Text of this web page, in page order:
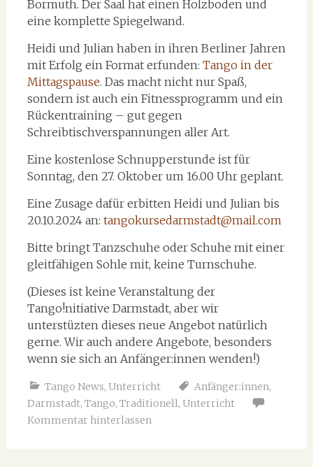
Bormuth. Der Saal hat einen Holzboden und
eine komplette Spiegelwand.
Heidi und Julian haben in ihren Berliner Jahren
mit Erfolg ein Format erfunden: Tango in der
Mittagspause. Das macht nicht nur Spaß,
sondern ist auch ein Fitnessprogramm und ein
Rückentraining – gut gegen
Schreibtischverspannungen aller Art.
Eine kostenlose Schnupperstunde ist für
Sonntag, den 27. Oktober um 16.00 Uhr geplant.
Eine Zusage dafür erbitten Heidi und Julian bis
20.10.2024 an: tangokursedarmstadt@mail.com
Bitte bringt Tanzschuhe oder Schuhe mit einer
gleitfähigen Sohle mit, keine Turnschuhe.
(Dieses ist keine Veranstaltung der
Tango!nitiative Darmstadt, aber wir
unterstüzten dieses neue Angebot natürlich
gerne. Wir auch andere Angebote, besonders
wenn sie sich an Anfänger:innen wenden!)
Tango News, Unterricht Anfänger:innen,
Darmstadt, Tango, Traditionell, Unterricht
Kommentar hinterlassen